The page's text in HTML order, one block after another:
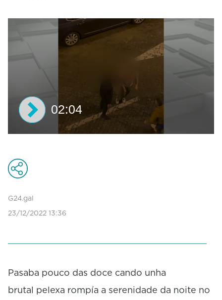
c
o
d
o
m
u
e
02:04
G24.gal
23/12/2022 13:36
Pasaba pouco das doce cando unha
brutal pelexa rompía a serenidade da noite no